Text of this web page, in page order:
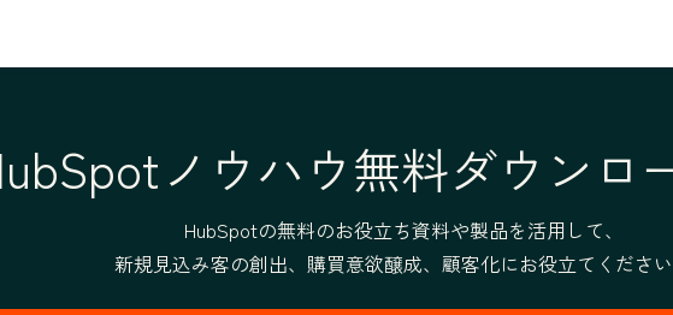
ノウハウ無料ダウンロ
HubSpotの無料のお役立ち資料や製品を活用して、
新規見込み客の創出、購買意欲醸成、顧客化にお役立てくださ